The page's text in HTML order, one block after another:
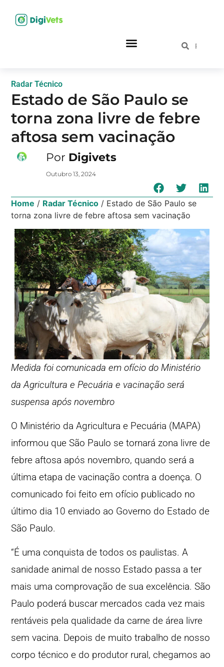
Radar Técnico
Estado de São Paulo se
torna zona livre de febre
aftosa sem vacinação
Por Digivets
Outubro 13, 2024
Home / Radar Técnico / Estado de São Paulo se
torna zona livre de febre aftosa sem vacinação
Medida foi comunicada em ofício do Ministério
da Agricultura e Pecuária e vacinação será
suspensa após novembro
O Ministério da Agricultura e Pecuária (MAPA)
informou que São Paulo se tornará zona livre de
febre aftosa após novembro, quando será a
última etapa de vacinação contra a doença. O
comunicado foi feito em ofício publicado no
último dia 10 enviado ao Governo do Estado de
São Paulo.
“É uma conquista de todos os paulistas. A
sanidade animal de nosso Estado passa a ter
mais uma comprovação de sua excelência. São
Paulo poderá buscar mercados cada vez mais
rentáveis pela qualidade da carne de área livre
sem vacina. Depois de muito trabalho de nosso
corpo técnico e do produtor rural, chegamos ao